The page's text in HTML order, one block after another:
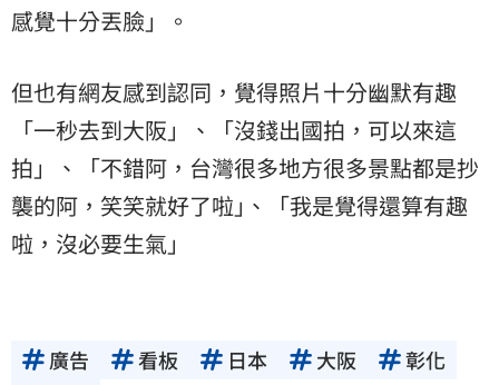
感覺十分丟臉」。
但也有網友感到認同，覺得照片十分幽默有趣
「一秒去到大阪」、「沒錢出國拍，可以來這
拍」、「不錯阿，台灣很多地方很多景點都是抄
襲的阿，笑笑就好了啦｣、「我是覺得還算有趣
啦，沒必要生氣」
廣告 看板 日本 大阪
彰化